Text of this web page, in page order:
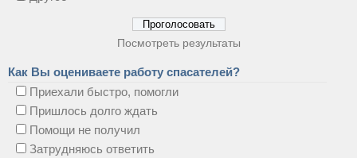
Посмотреть результаты
Как Вы оцениваете работу спасателей?
Приехали быстро, помогли
Пришлось долго ждать
Помощи не получил
Затрудняюсь ответить